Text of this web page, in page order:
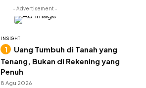
- Advertisement -
INSIGHT
Uang Tumbuh di Tanah yang
Tenang, Bukan di Rekening yang
Penuh
8 Agu 2026